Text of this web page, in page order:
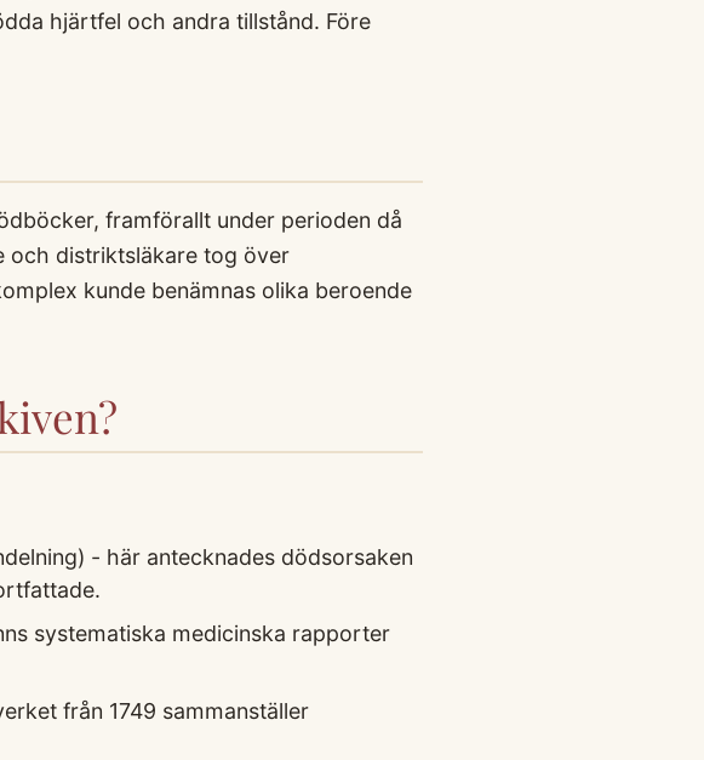
hjärtfel och andra tillstånd. Före
framförallt under perioden då
och distriktsläkare tog över
kunde benämnas olika beroende
- här antecknades dödsorsaken
systematiska medicinska rapporter
från 1749 sammanställer